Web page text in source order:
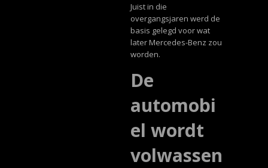
Juist in die
overgangsjaren werd de
basis gelegd voor wat
later Mercedes-Benz zou
worden.
De
automobi
el wordt
volwassen